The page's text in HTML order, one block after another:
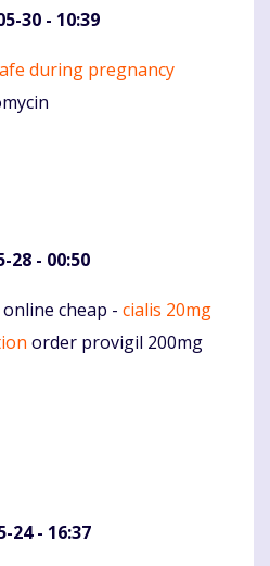
30 - 10:39
during pregnancy
28 - 00:50
cheap - cialis 20mg
order provigil 200mg
24 - 16:37